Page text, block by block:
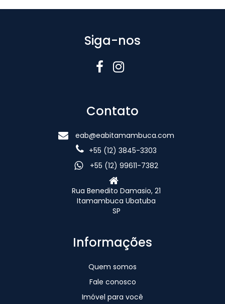
Siga-nos
Contato
eab@eabitamambuca.com
+55 (12) 3845-3303
+55 (12) 99611-7382
Rua Benedito Damasio, 21
Itamambuca Ubatuba
SP
Informações
Quem somos
Fale conosco
Imóvel para você